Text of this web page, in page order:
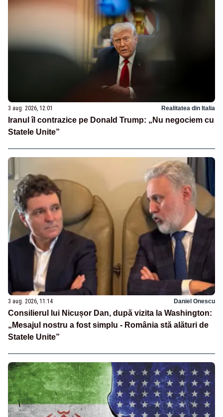
3 aug. 2026, 12:01 Realitatea din Italia
Iranul îl contrazice pe Donald Trump: „Nu negociem cu
Statele Unite”
3 aug. 2026, 11:14 Daniel Onescu
Consilierul lui Nicușor Dan, după vizita la Washington:
„Mesajul nostru a fost simplu - România stă alături de
Statele Unite”